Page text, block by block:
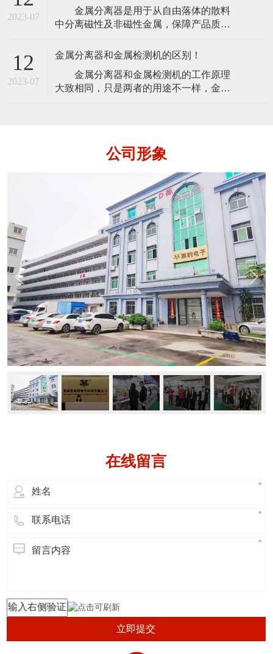
低，对铁的检测功能越好；作业频率越
高，对高碳钢的检测功能越好。检测器的
2023-07
金属分离器是用于从自由落体的散料
中分离磁性及非磁性金属，保障产品质
测散料产品，避免金属颗粒、金属粉末、
提高生产效率、提高原料利用率、提升产
品质量、减少设备维修费用及停工维修带
12
2023-07
金属分离器和金属检测机的区别！
金属分离器和金属检测机的工作原理
大致相同，只是两者的用途不一样，金属
这样的金属检测机。它是在金检机的功能
公司形象
在线留言
立即提交